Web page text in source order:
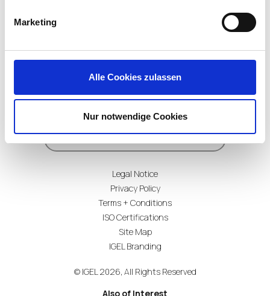
Marketing
Alle Cookies zulassen
Nur notwendige Cookies
Subscribe for Updates
Legal Notice
Privacy Policy
Terms + Conditions
ISO Certifications
Site Map
IGEL Branding
© IGEL 2026, All Rights Reserved
Also of Interest